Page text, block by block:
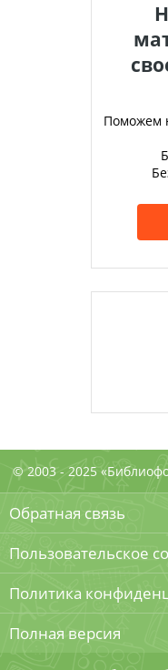
Поможем
© 2003 - 2025
Обратная связь
Пользовательское
Политика
Полная версия